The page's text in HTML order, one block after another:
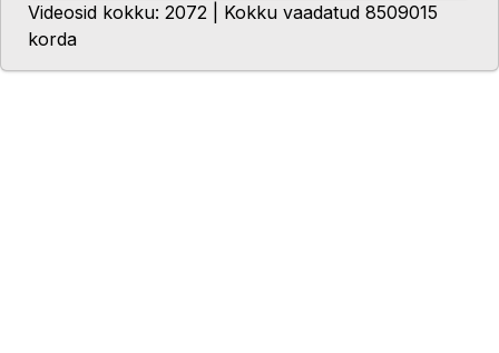
Videosid kokku: 2072 | Kokku vaadatud 8509015
korda